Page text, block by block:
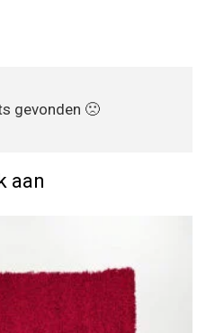
gevonden 🙁
aan